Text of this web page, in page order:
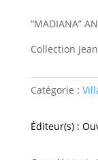
“MADIANA”
Collection
Catégorie :
Éditeur(s) :